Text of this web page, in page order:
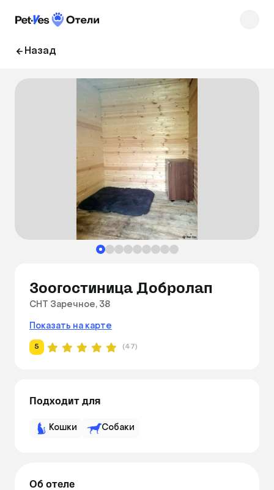
Назад
Зоогостиница Добролап
СНТ Заречное, 38
Показать на карте
5 (47)
Подходит для
Кошки Собаки
Об отеле